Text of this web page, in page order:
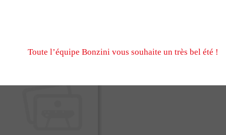
Toute l’équipe Bonzini vous souhaite un très bel été !